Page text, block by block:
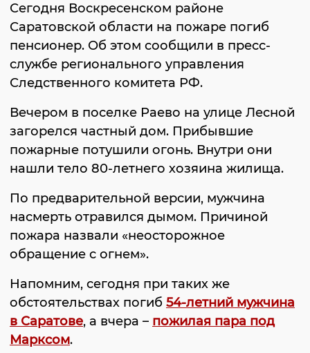
Сегодня Воскресенском районе
Саратовской области на пожаре погиб
пенсионер. Об этом сообщили в пресс-
службе регионального управления
Следственного комитета РФ.
Вечером в поселке Раево на улице Лесной
загорелся частный дом. Прибывшие
пожарные потушили огонь. Внутри они
нашли тело 80-летнего хозяина жилища.
По предварительной версии, мужчина
насмерть отравился дымом. Причиной
пожара назвали «неосторожное
обращение с огнем».
Напомним, сегодня при таких же
обстоятельствах погиб 54-летний мужчина
в Саратове, а вчера – пожилая пара под
Марксом.